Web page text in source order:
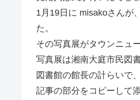
1月19日に misakoさんが
た。
その写真展がタウンニュ
写真展は湘南大庭市民図
図書館の館長の計らいで
記事の部分をコピーして